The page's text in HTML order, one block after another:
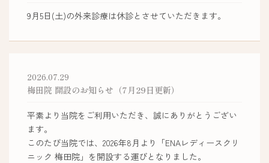
9月5日(土)の外来診療は休診とさせていただきます。
2026.07.29
梅田院 開設のお知らせ（7月29日更新）
平素より当院をご利用いただき、誠にありがとうござい
ます。
このたび当院では、2026年8月より「ENAレディースクリ
ニック 梅田院」を開設する運びとなりました。